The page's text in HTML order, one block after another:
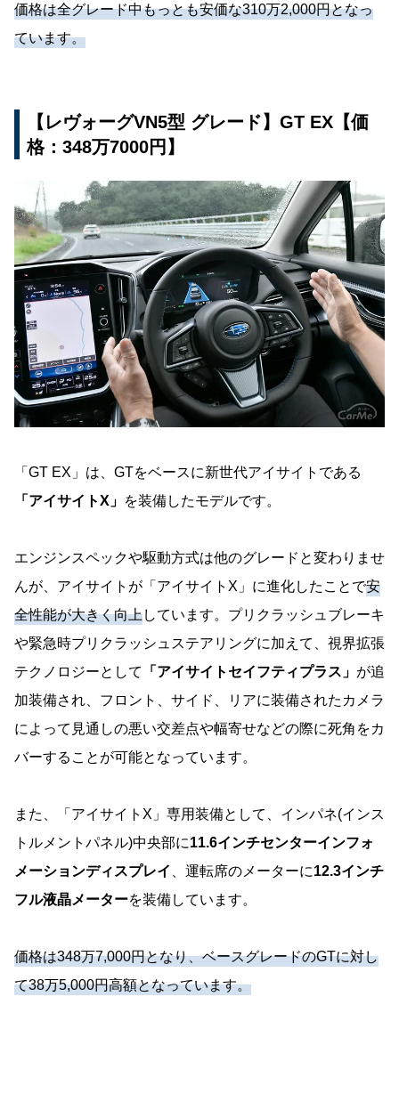
価格は全グレード中もっとも安価な310万2,000円となっ
ています。
【レヴォーグVN5型 グレード】GT EX【価
格：348万7000円】
「GT EX」は、GTをベースに新世代アイサイトである
「アイサイトX」 を装備したモデルです。
エンジンスペックや駆動方式は他のグレードと変わりませ
んが、アイサイトが「アイサイトX」に進化したことで安
全性能が大きく向上しています。プリクラッシュブレーキ
や緊急時プリクラッシュステアリングに加えて、視界拡張
テクノロジーとして
「アイサイトセイフティプラス」 が追
加装備され、フロント、サイド、リアに装備されたカメラ
によって見通しの悪い交差点や幅寄せなどの際に死角をカ
バーすることが可能となっています。
また、「アイサイトX」専用装備として、インパネ(インス
トルメントパネル)中央部に11.6インチセンターインフォ
メーションディスプレイ
、運転席のメーターに12.3インチ
フル液晶メーターを装備しています。
価格は348万7,000円となり、ベースグレードのGTに対し
て38万5,000円高額となっています。